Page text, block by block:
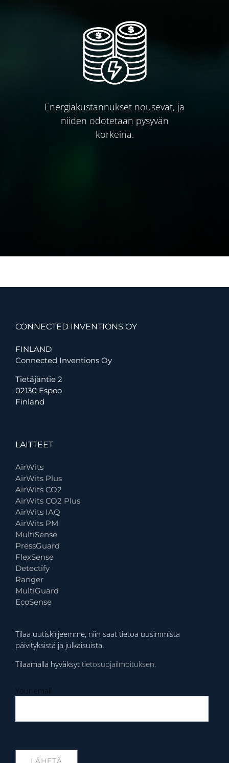
Energiakustannukset nousevat, ja
niiden odotetaan pysyvän
korkeina.
CONNECTED INVENTIONS OY
FINLAND
Connected Inventions Oy
Tietäjäntie 2
02130 Espoo
Finland
LAITTEET
AirWits
AirWits Plus
AirWits CO2
AirWits CO2 Plus
AirWits IAQ
AirWits PM
MultiSense
PressGuard
FlexSense
Detectify
Ranger
MultiGuard
EcoSense
Tilaa uutiskirjeemme, niin saat tietoa uusimmista
päivityksistä ja julkaisuista.
Tilaamalla hyväksyt tietosuojailmoituksen.
Your email